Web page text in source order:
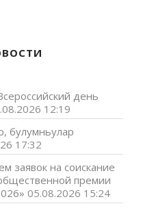
день
12:19
булумньулар
17:32
заявок на соискание
премии
05.08.2026 15:24